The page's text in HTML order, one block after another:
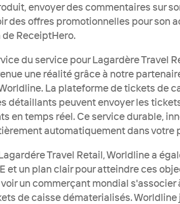
envoyer des commentaires sur
des offres promotionnelles pour son
ReceiptHero.
du service pour Lagardère Travel
une réalité grâce à notre
La plateforme de tickets de
détaillants peuvent envoyer les
en temps réel. Ce service durable,
automatiquement dans votre
Travel Retail, Worldline a
et un plan clair pour atteindre ces
un commerçant mondial s'associer
de caisse dématerialisés. Worldline